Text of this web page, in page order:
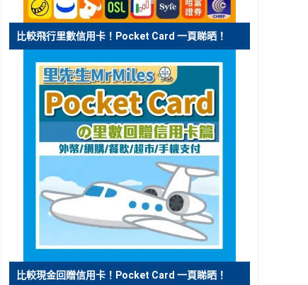
比較飛行里數信用卡！Pocket Card 一頁睇晒！
比較現金回贈信用卡！Pocket Card 一頁睇晒！